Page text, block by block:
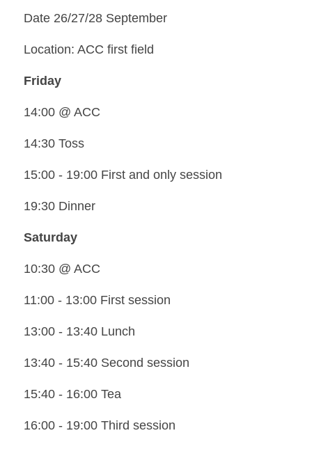
Date 26/27/28 September
Location: ACC first field
Friday
14:00 @ ACC
14:30 Toss
15:00 - 19:00 First and only session
19:30 Dinner
Saturday
10:30 @ ACC
11:00 - 13:00 First session
13:00 - 13:40 Lunch
13:40 - 15:40 Second session
15:40 - 16:00 Tea
16:00 - 19:00 Third session